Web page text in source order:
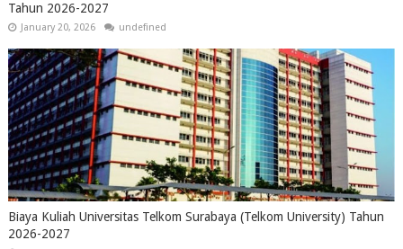
Tahun 2026-2027
January 20, 2026 undefined
Biaya Kuliah Universitas Telkom Surabaya (Telkom University) Tahun
2026-2027